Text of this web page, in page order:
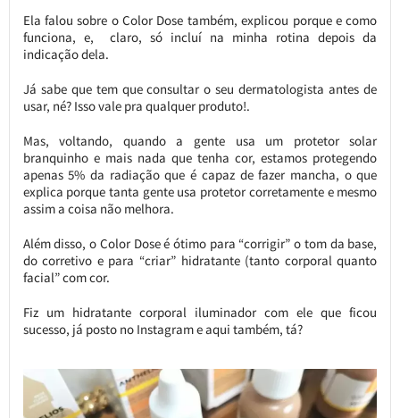
Ela falou sobre o Color Dose também, explicou porque e como
funciona, e, claro, só incluí na minha rotina depois da
indicação dela.
Já sabe que tem que consultar o seu dermatologista antes de
usar, né? Isso vale pra qualquer produto!.
Mas, voltando, quando a gente usa um protetor solar
branquinho e mais nada que tenha cor, estamos protegendo
apenas 5% da radiação que é capaz de fazer mancha, o que
explica porque tanta gente usa protetor corretamente e mesmo
assim a coisa não melhora.
Além disso, o Color Dose é ótimo para “corrigir” o tom da base,
do corretivo e para “criar” hidratante (tanto corporal quanto
facial” com cor.
Fiz um hidratante corporal iluminador com ele que ficou
sucesso, já posto no Instagram e aqui também, tá?